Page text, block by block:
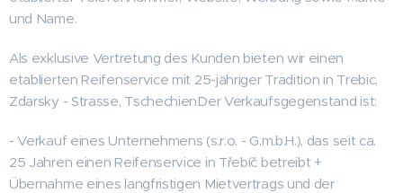
und Name.
Als exklusive Vertretung des Kunden bieten wir einen
etablierten Reifenservice mit 25-jähriger Tradition in Trebic,
Zdarsky - Strasse, TschechienDer Verkaufsgegenstand ist:
- Verkauf eines Unternehmens (s.r.o. - G.m.b.H.), das seit ca.
25 Jahren einen Reifenservice in Třebíč betreibt +
Übernahme eines langfristigen Mietvertrags und der